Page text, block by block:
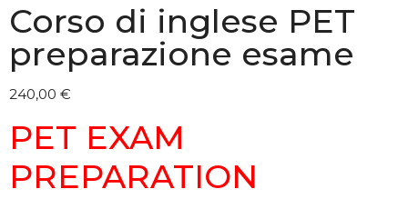
Corso di inglese PET
preparazione esame
240,00 €
PET EXAM
PREPARATION